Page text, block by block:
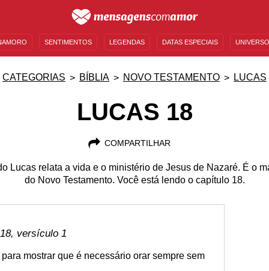
SENTIMENTOS LEGENDAS DATAS ESPECIAIS
CATEGORIAS BÍBLIA NOVO TESTAMENTO LUCAS
LUCAS 18
COMPARTILHAR
Lucas relata a vida e o ministério de Jesus de Nazaré. É o
do Novo Testamento. Você está lendo o capítulo 18.
versículo 1
mostrar que é necessário orar sempre sem